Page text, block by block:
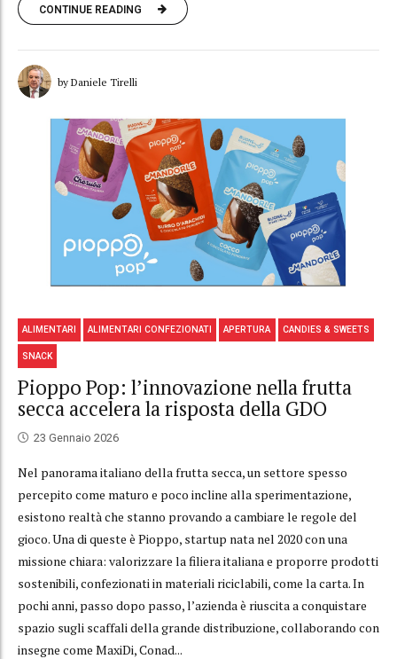
CONTINUE READING
by Daniele Tirelli
ALIMENTARI ALIMENTARI CONFEZIONATI APERTURA CANDIES & SWEETS
SNACK
Pioppo Pop: l’innovazione nella frutta
secca accelera la risposta della GDO
23 Gennaio 2026
Nel panorama italiano della frutta secca, un settore spesso
percepito come maturo e poco incline alla sperimentazione,
esistono realtà che stanno provando a cambiare le regole del
gioco. Una di queste è Pioppo, startup nata nel 2020 con una
missione chiara: valorizzare la filiera italiana e proporre prodotti
sostenibili, confezionati in materiali riciclabili, come la carta. In
pochi anni, passo dopo passo, l’azienda è riuscita a conquistare
spazio sugli scaffali della grande distribuzione, collaborando con
insegne come MaxiDi, Conad...